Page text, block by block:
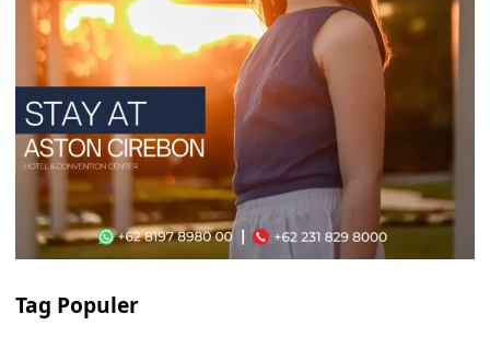
Tag Populer